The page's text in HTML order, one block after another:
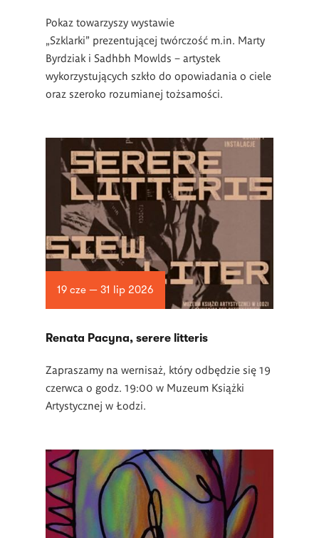
Pokaz towarzyszy wystawie
„Szklarki” prezentującej twórczość m.in. Marty
Byrdziak i Sadhbh Mowlds – artystek
wykorzystujących szkło do opowiadania o ciele
oraz szeroko rozumianej tożsamości.
19 cze — 31 lip 2026
Renata Pacyna, serere litteris
Zapraszamy na wernisaż, który odbędzie się 19
czerwca o godz. 19:00 w Muzeum Książki
Artystycznej w Łodzi.